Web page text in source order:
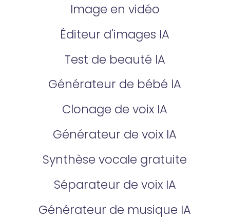
Image en vidéo
Éditeur d'images IA
Test de beauté lA
Générateur de bébé lA
Clonage de voix IA
Générateur de voix IA
Synthèse vocale gratuite
Séparateur de voix IA
Générateur de musique IA